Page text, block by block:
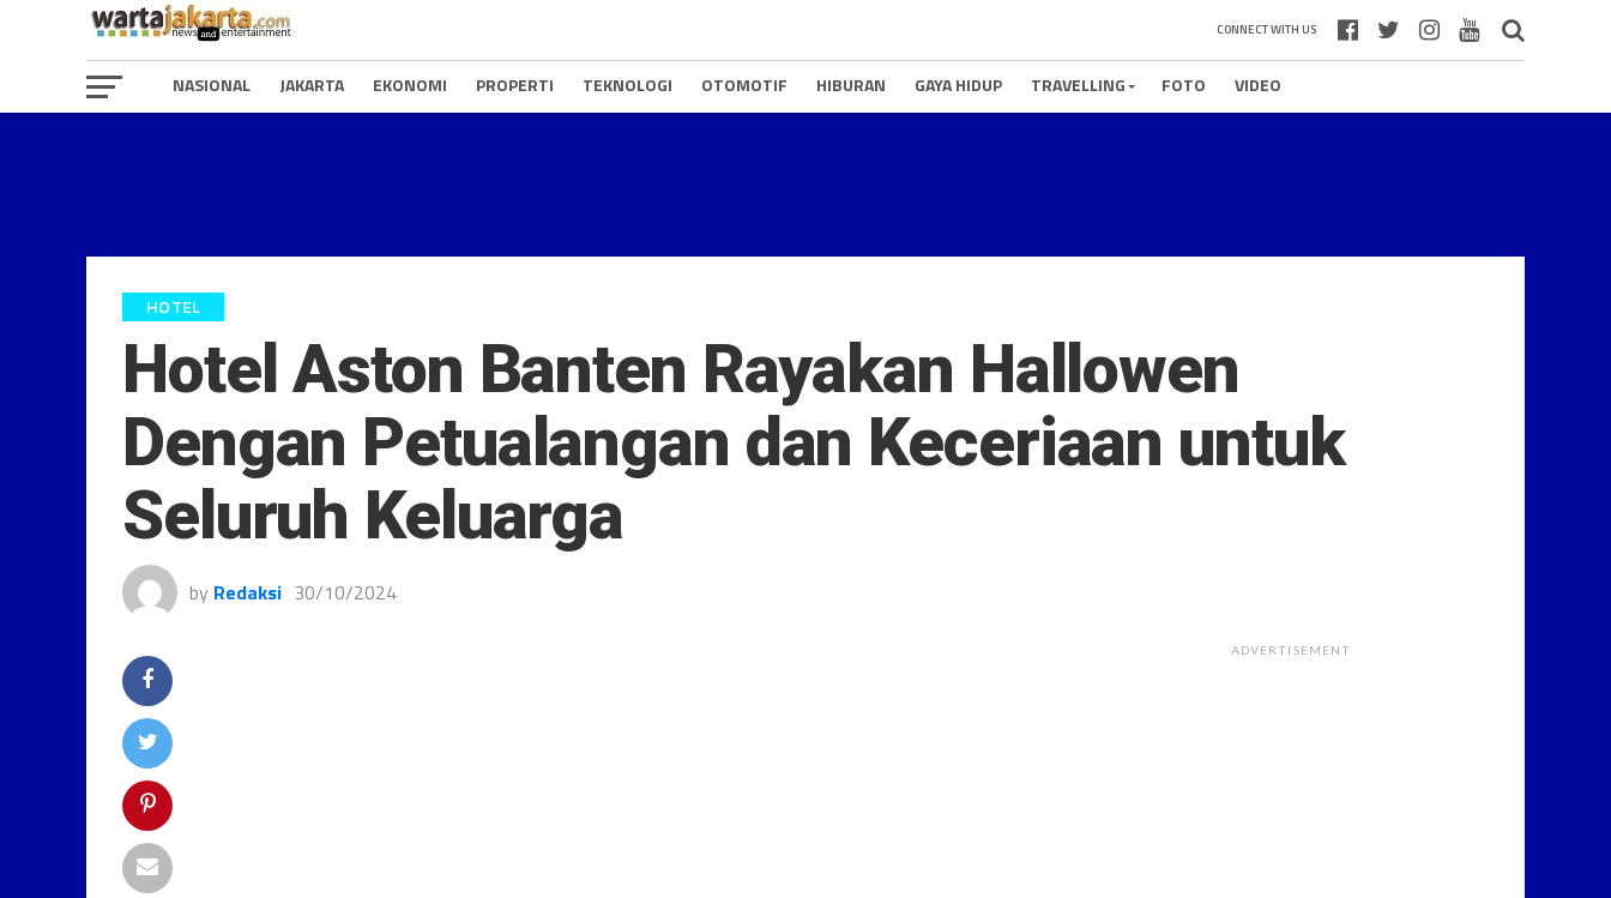
CONNECT WITH US
NASIONAL JAKARTA EKONOMI PROPERTI TEKNOLOGI OTOMOTIF HIBURAN GAYA HIDUP TRAVELLING FOTO VIDEO
HOTEL
Hotel Aston Banten Rayakan Hallowen
Dengan Petualangan dan Keceriaan untuk
Seluruh Keluarga
by Redaksi 30/10/2024
ADVERTISEMENT